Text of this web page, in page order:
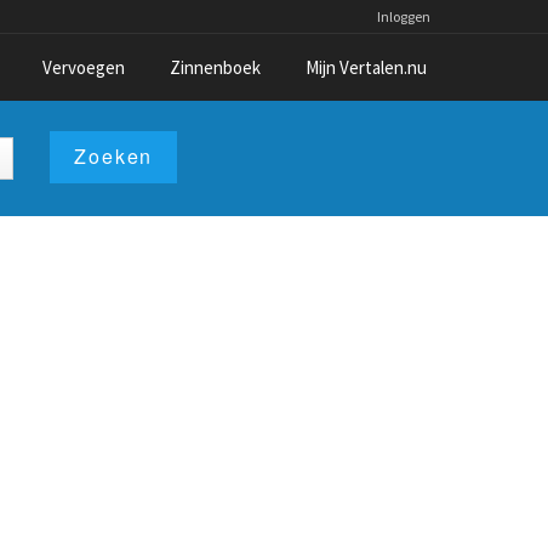
Inloggen
Vervoegen Zinnenboek Mijn Vertalen.nu